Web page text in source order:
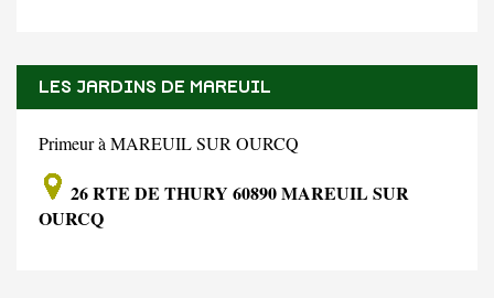
LES JARDINS DE MAREUIL
Primeur à MAREUIL SUR OURCQ
26 RTE DE THURY 60890 MAREUIL SUR
OURCQ